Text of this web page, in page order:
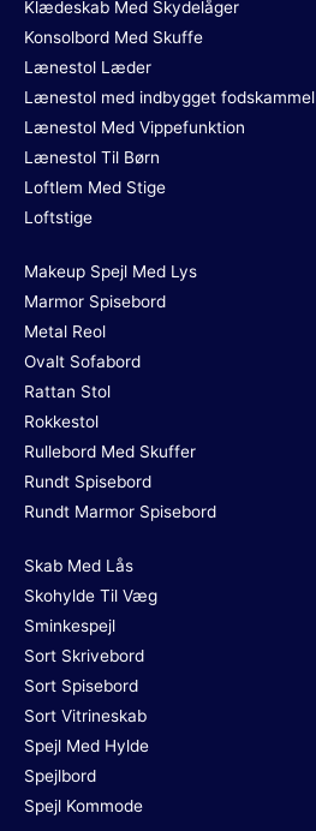
Klædeskab Med Skydelåger
Konsolbord Med Skuffe
Lænestol Læder
Lænestol med indbygget fodskammel
Lænestol Med Vippefunktion
Lænestol Til Børn
Loftlem Med Stige
Loftstige
Makeup Spejl Med Lys
Marmor Spisebord
Metal Reol
Ovalt Sofabord
Rattan Stol
Rokkestol
Rullebord Med Skuffer
Rundt Spisebord
Rundt Marmor Spisebord
Skab Med Lås
Skohylde Til Væg
Sminkespejl
Sort Skrivebord
Sort Spisebord
Sort Vitrineskab
Spejl Med Hylde
Spejlbord
Spejl Kommode